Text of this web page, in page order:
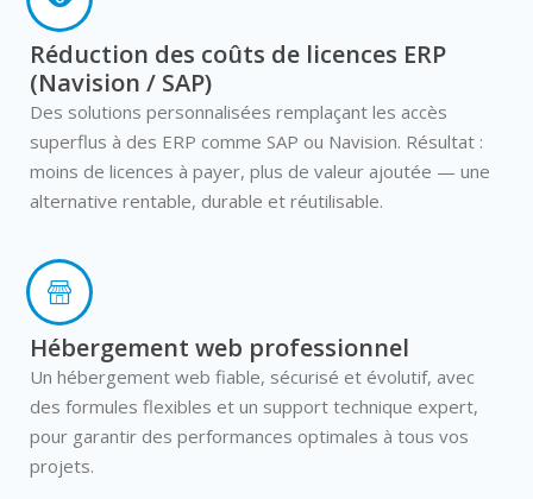
Réduction des coûts de licences ERP
(Navision / SAP)
Des solutions personnalisées remplaçant les accès
superflus à des ERP comme SAP ou Navision. Résultat :
moins de licences à payer, plus de valeur ajoutée — une
alternative rentable, durable et réutilisable.
Hébergement web professionnel
Un hébergement web fiable, sécurisé et évolutif, avec
des formules flexibles et un support technique expert,
pour garantir des performances optimales à tous vos
projets.